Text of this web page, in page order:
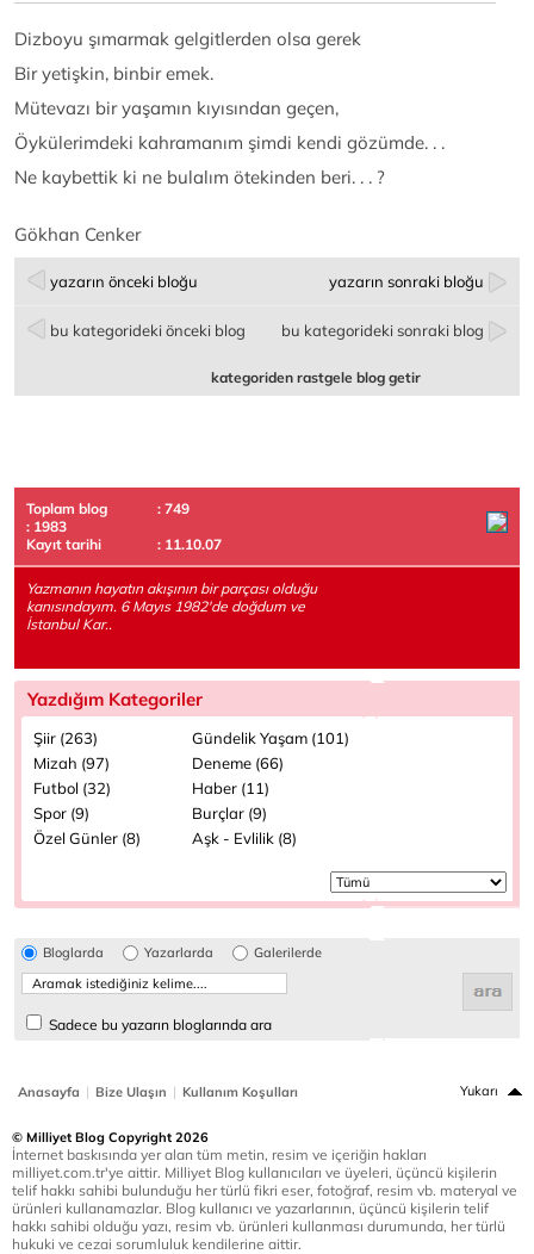
Dizboyu şımarmak gelgitlerden olsa gerek
Bir yetişkin, binbir emek.
Mütevazı bir yaşamın kıyısından geçen,
Öykülerimdeki kahramanım şimdi kendi gözümde. . .
Ne kaybettik ki ne bulalım ötekinden beri. . . ?
Gökhan Cenker
yazarın önceki bloğu yazarın sonraki bloğu
bu kategorideki önceki blog bu kategorideki sonraki blog
kategoriden rastgele blog getir
Toplam blog
: 749
: 1983
Kayıt tarihi
: 11.10.07
Yazmanın hayatın akışının bir parçası olduğu
kanısındayım. 6 Mayıs 1982'de doğdum ve
İstanbul Kar..
Yazdığım Kategoriler
Şiir (263)
Gündelik Yaşam (101)
Mizah (97)
Deneme (66)
Futbol (32)
Haber (11)
Spor (9)
Burçlar (9)
Özel Günler (8)
Aşk - Evlilik (8)
Bloglarda Yazarlarda Galerilerde
Sadece bu yazarın bloglarında ara
Anasayfa | Bize Ulaşın | Kullanım Koşulları Yukarı
© Milliyet Blog Copyright 2026
İnternet baskısında yer alan tüm metin, resim ve içeriğin hakları
milliyet.com.tr'ye aittir. Milliyet Blog kullanıcıları ve üyeleri, üçüncü kişilerin
telif hakkı sahibi bulunduğu her türlü fikri eser, fotoğraf, resim vb. materyal ve
ürünleri kullanamazlar. Blog kullanıcı ve yazarlarının, üçüncü kişilerin telif
hakkı sahibi olduğu yazı, resim vb. ürünleri kullanması durumunda, her türlü
hukuki ve cezai sorumluluk kendilerine aittir.